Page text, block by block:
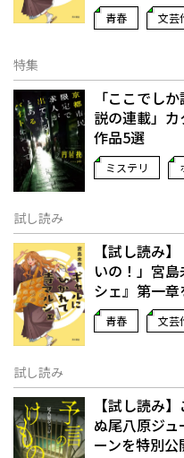
青春 文芸
特集
「ここでし
説の連載」――
作品5選
ミステリ
試し読み
【試し読み
いの！」宮
シェ』第一章
青春 文芸
試し読み
【試し読み
ぬ――尾八原ジ
ーンを特別公